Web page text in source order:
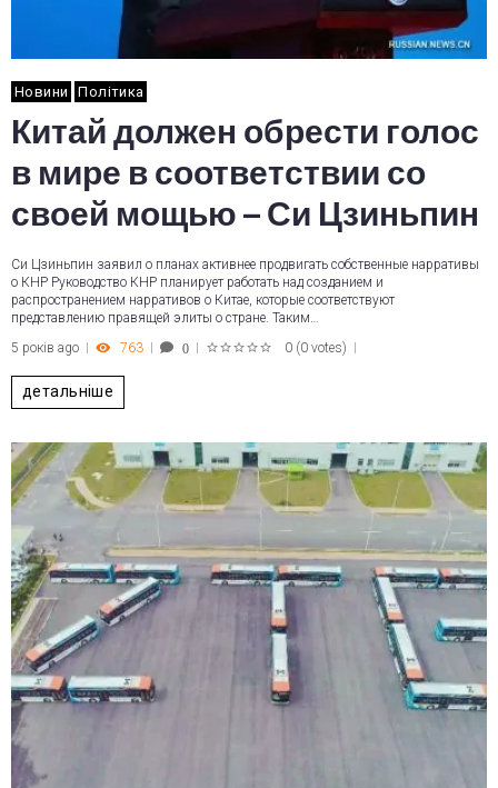
Новини Політика
Китай должен обрести голос
в мире в соответствии со
своей мощью – Си Цзиньпин
Си Цзиньпин заявил о планах активнее продвигать собственные нарративы
о КНР Руководство КНР планирует работать над созданием и
распространением нарративов о Китае, которые соответствуют
представлению правящей элиты о стране. Таким…
5 років ago
763 0 0 (0 votes)
детальніше